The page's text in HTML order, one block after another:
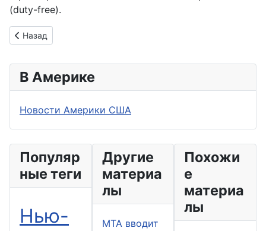
(duty-free).
Предыдущий: MTA вводит праздничное расписание на
Назад
В Америке
Новости Америки США
Популяр
ные теги
Нью-
Другие
материа
лы
MTA вводит
Похожи
е
материа
лы